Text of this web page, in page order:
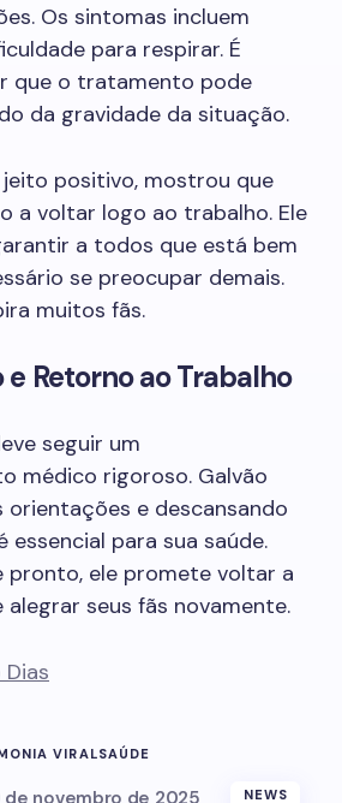
Os sintomas incluem
para respirar. É
que o tratamento pode
da gravidade da situação.
jeito positivo, mostrou que
a voltar logo ao trabalho. Ele
a todos que está bem
se preocupar demais.
muitos fãs.
e Retorno ao Trabalho
seguir um
médico rigoroso. Galvão
orientações e descansando
essencial para sua saúde.
pronto, ele promete voltar a
seus fãs novamente.
VIRALSAÚDE
de novembro de 2025 NEWS